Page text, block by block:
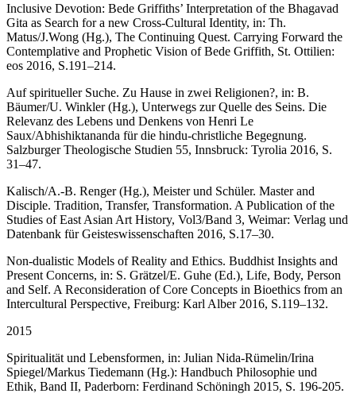
Inclusive Devotion: Bede Griffiths’ Interpretation of the Bhagavad
Gita as Search for a new Cross-Cultural Identity, in: Th.
Matus/J.Wong (Hg.), The Continuing Quest. Carrying Forward the
Contemplative and Prophetic Vision of Bede Griffith, St. Ottilien:
eos 2016, S.191–214.
Auf spiritueller Suche. Zu Hause in zwei Religionen?, in: B.
Bäumer/U. Winkler (Hg.), Unterwegs zur Quelle des Seins. Die
Relevanz des Lebens und Denkens von Henri Le
Saux/Abhishiktananda für die hindu-christliche Begegnung.
Salzburger Theologische Studien 55, Innsbruck: Tyrolia 2016, S.
31–47.
Kalisch/A.-B. Renger (Hg.), Meister und Schüler. Master and
Disciple. Tradition, Transfer, Transformation. A Publication of the
Studies of East Asian Art History, Vol3/Band 3, Weimar: Verlag und
Datenbank für Geisteswissenschaften 2016, S.17–30.
Non-dualistic Models of Reality and Ethics. Buddhist Insights and
Present Concerns, in: S. Grätzel/E. Guhe (Ed.), Life, Body, Person
and Self. A Reconsideration of Core Concepts in Bioethics from an
Intercultural Perspective, Freiburg: Karl Alber 2016, S.119–132.
2015
Spiritualität und Lebensformen, in: Julian Nida-Rümelin/Irina
Spiegel/Markus Tiedemann (Hg.): Handbuch Philosophie und
Ethik, Band II, Paderborn: Ferdinand Schöningh 2015, S. 196-205.